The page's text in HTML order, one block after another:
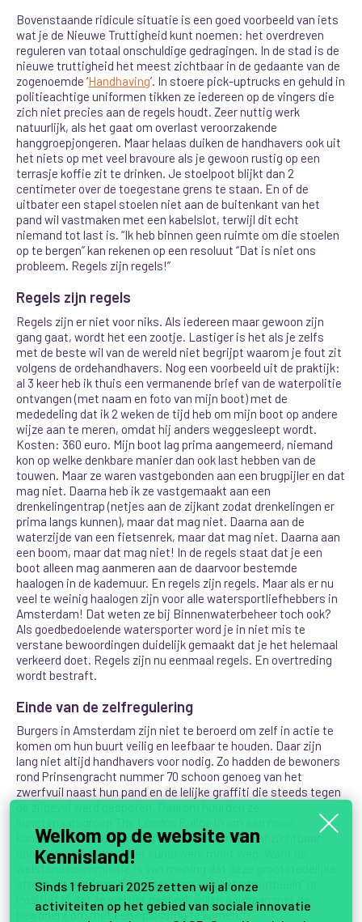
Bovenstaande ridicule situatie is een goed voorbeeld van iets
wat je de Nieuwe Truttigheid kunt noemen: het overdreven
reguleren van totaal onschuldige gedragingen. In de stad is de
nieuwe truttigheid het meest zichtbaar in de gedaante van de
zogenoemde ‘Handhaving’. In stoere pick-uptrucks en gehuld in
politieachtige uniformen tikken ze iedereen op de vingers die
zich niet precies aan de regels houdt. Zeer nuttig werk
natuurlijk, als het gaat om overlast veroorzakende
hanggroepjongeren. Maar helaas duiken de handhavers ook uit
het niets op met veel bravoure als je gewoon rustig op een
terrasje koffie zit te drinken. Je stoelpoot blijkt dan 2
centimeter over de toegestane grens te staan. En of de
uitbater een stapel stoelen niet aan de buitenkant van het
pand wil vastmaken met een kabelslot, terwijl dit echt
niemand tot last is. “Ik heb binnen geen ruimte om die stoelen
op te bergen” kan rekenen op een resoluut “Dat is niet ons
probleem. Regels zijn regels!”
Regels zijn regels
Regels zijn er niet voor niks. Als iedereen maar gewoon zijn
gang gaat, wordt het een zootje. Lastiger is het als je zelfs
met de beste wil van de wereld niet begrijpt waarom je fout zit
volgens de ordehandhavers. Nog een voorbeeld uit de praktijk:
al 3 keer heb ik thuis een vermanende brief van de waterpolitie
ontvangen (met naam en foto van mijn boot) met de
mededeling dat ik 2 weken de tijd heb om mijn boot op andere
wijze aan te meren, omdat hij anders weggesleept wordt.
Kosten: 360 euro. Mijn boot lag prima aangemeerd, niemand
kon op welke denkbare manier dan ook last hebben van de
touwen. Maar ze waren vastgebonden aan een brugpijler en dat
mag niet. Daarna heb ik ze vastgemaakt aan een
drenkelingentrap (netjes aan de zijkant zodat drenkelingen er
prima langs kunnen), maar dat mag niet. Daarna aan de
waterzijde van een fietsenrek, maar dat mag niet. Daarna aan
een boom, maar dat mag niet! In de regels staat dat je een
boot alleen mag aanmeren aan de daarvoor bestemde
haalogen in de kademuur. En regels zijn regels. Maar als er nu
veel te weinig haalogen zijn voor alle watersportliefhebbers in
Amsterdam! Dat weten ze bij Binnenwaterbeheer toch ook?
Als goedbedoelende watersporter word je in niet mis te
verstane bewoordingen duidelijk gemaakt dat je het helemaal
verkeerd doet. Regels zijn nu eenmaal regels. En overtreding
wordt bestraft.
Einde van de zelfregulering
Burgers in Amsterdam zijn niet te beroerd om zelf in actie te
komen om hun buurt veilig en leefbaar te houden. Daar zijn
lang niet altijd handhavers voor nodig. Zo hadden de bewoners
rond Prinsengracht nummer 70 schoon genoeg van het
zwerfvuil naast hun pand en de lelijke graffiti die steeds tegen
kunstwerk te laten aanbrengen. De situatie is er zichtbaar
door verbeterd, maar het kunstwerk moet weg. Want de
street art een “ernstige ontsiering’ van het straatbeeld” is.
Positief is dat ze wel het gesprek willen aangaan met de
bewoners om met een oplossing te komen.
Welkom op de website van
Kennisland!
Sinds 1 februari 2025 zetten wij al onze
activiteiten op het gebied van sociale innovatie